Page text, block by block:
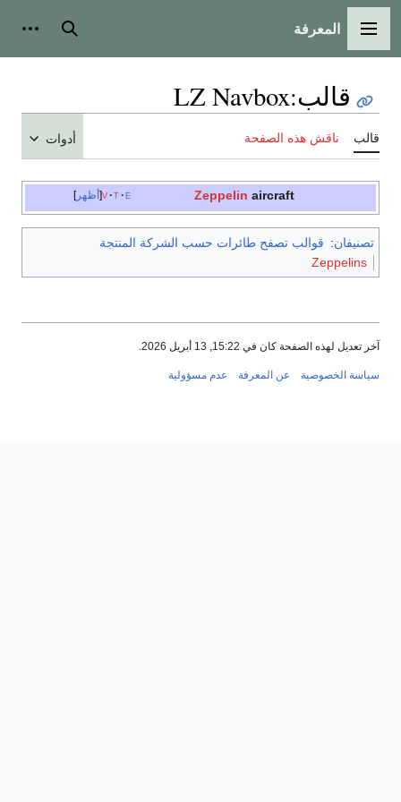
القائمة الرئيسية
المعرفة بحث
قالب:
LZ Navbox
قالب ناقش هذه الصفحة أدوات
أظهر v t e Zeppelin aircraft
تصنيفان: قوالب تصفح طائرات حسب الشركة المنتجة
Zeppelins
آخر تعديل لهذه الصفحة كان في 15:22, 13 أبريل 2026.
سياسة الخصوصية عن المعرفة عدم مسؤولية